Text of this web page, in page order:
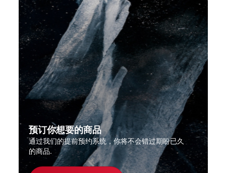
预订你想要的商品
通过我们的提前预约系统，你将不会错过期盼已久
的商品.